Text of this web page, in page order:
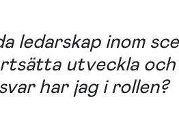
ledarskap inom
utveckla
har jag i rollen?